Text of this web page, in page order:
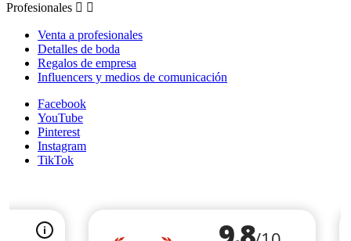
Profesionales  
Venta a profesionales
Detalles de boda
Regalos de empresa
Influencers y medios de comunicación
Facebook
YouTube
Pinterest
Instagram
TikTok